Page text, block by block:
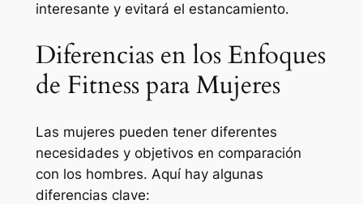
interesante y evitará el estancamiento.
Diferencias en los Enfoques
de Fitness para Mujeres
Las mujeres pueden tener diferentes
necesidades y objetivos en comparación
con los hombres. Aquí hay algunas
diferencias clave: